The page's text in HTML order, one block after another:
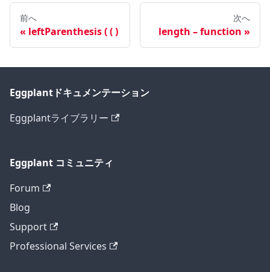
前へ
leftParenthesis ( ( )
次へ
length – function
Eggplantドキュメンテーション
Eggplantライブラリー
Eggplant コミュニティ
Forum
Blog
Support
Professional Services